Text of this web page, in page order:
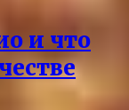
и что